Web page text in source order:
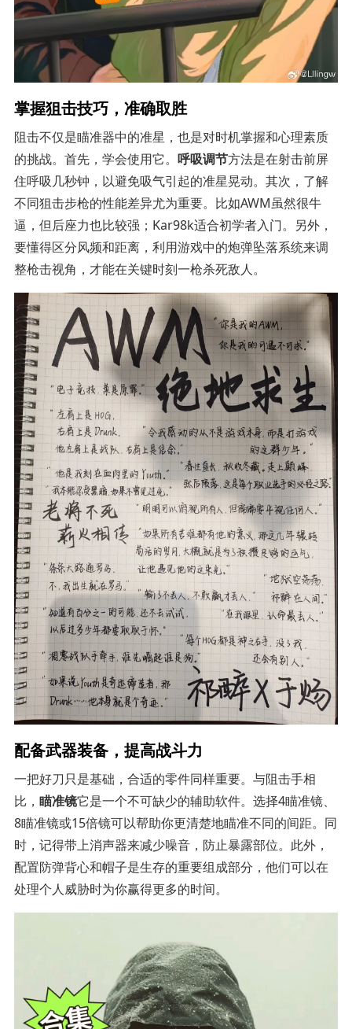
掌握狙击技巧，准确取胜
阻击不仅是瞄准器中的准星，也是对时机掌握和心理素质
的挑战。首先，学会使用它。 呼吸调节方法是在射击前屏
住呼吸几秒钟，以避免吸气引起的准星晃动。其次，了解
不同狙击步枪的性能差异尤为重要。比如AWM虽然很牛
逼，但后座力也比较强；Kar98k适合初学者入门。另外，
要懂得区分风频和距离，利用游戏中的炮弹坠落系统来调
整枪击视角，才能在关键时刻一枪杀死敌人。
配备武器装备，提高战斗力
一把好刀只是基础，合适的零件同样重要。与阻击手相
比， 瞄准镜它是一个不可缺少的辅助软件。选择4瞄准镜、
8瞄准镜或15倍镜可以帮助你更清楚地瞄准不同的间距。同
时，记得带上消声器来减少噪音，防止暴露部位。此外，
配置防弹背心和帽子是生存的重要组成部分，他们可以在
处理个人威胁时为你赢得更多的时间。